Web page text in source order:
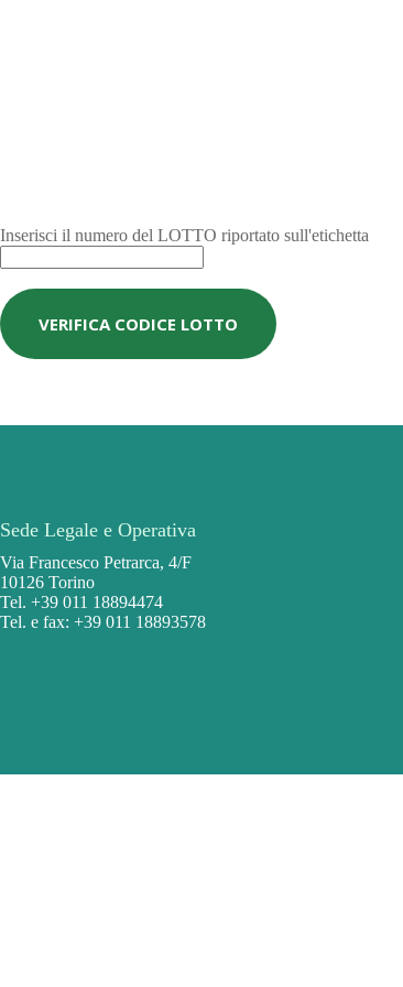
Inserisci il numero del LOTTO riportato sull'etichetta
VERIFICA CODICE LOTTO
Sede Legale e Operativa
Via Francesco Petrarca, 4/F
10126 Torino
Tel. +39 011 18894474
Tel. e fax: +39 011 18893578